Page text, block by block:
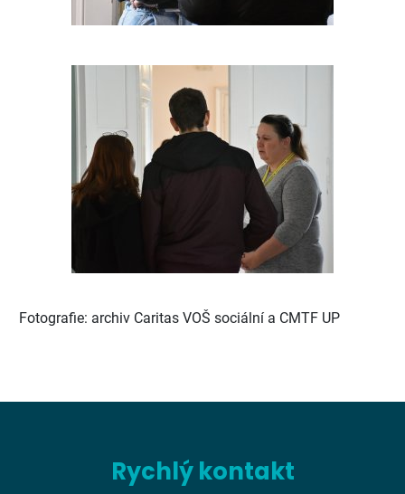
Fotografie: archiv Caritas VOŠ sociální a CMTF UP
Rychlý kontakt